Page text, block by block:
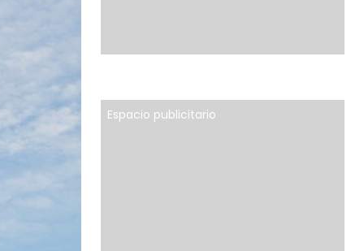
Espacio publicitario